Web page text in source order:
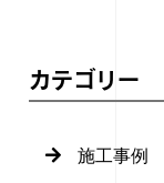
カテゴリー
施工事例